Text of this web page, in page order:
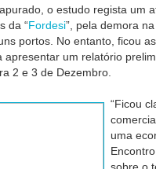
o estudo regista um
da “Fordesi”, pela demora
portos. No entanto, ficou
apresentar um relatório
2 e 3 de Dezembro.
“Ficou
uma